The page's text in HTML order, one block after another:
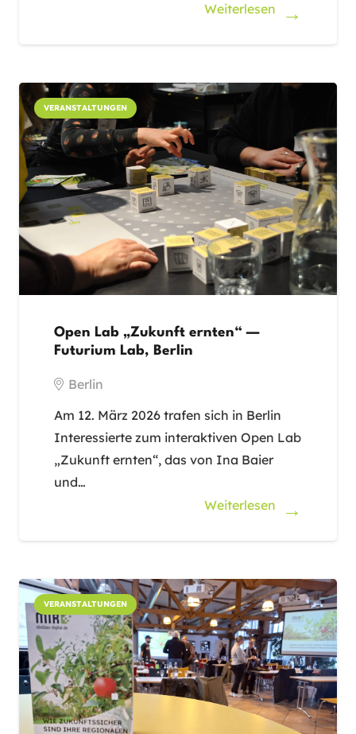
Weiterlesen
VERANSTALTUNGEN
Open Lab „Zukunft ernten“ —
Futurium Lab, Berlin
Berlin
Am 12. März 2026 trafen sich in Berlin
Interessierte zum interaktiven Open Lab
„Zukunft ernten“, das von Ina Baier
und…
Weiterlesen
VERANSTALTUNGEN